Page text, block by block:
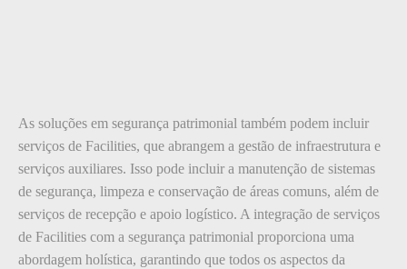
As soluções em segurança patrimonial também podem incluir
serviços de Facilities, que abrangem a gestão de infraestrutura e
serviços auxiliares. Isso pode incluir a manutenção de sistemas
de segurança, limpeza e conservação de áreas comuns, além de
serviços de recepção e apoio logístico. A integração de serviços
de Facilities com a segurança patrimonial proporciona uma
abordagem holística, garantindo que todos os aspectos da